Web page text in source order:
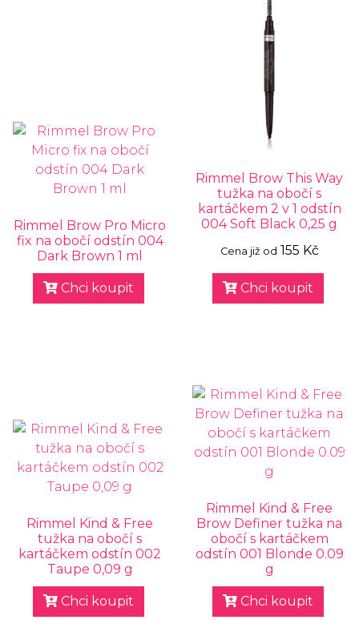
Rimmel Brow Pro Micro
fix na obočí odstín 004
Dark Brown 1 ml
Chci koupit
Rimmel Brow This Way
tužka na obočí s
kartáčkem 2 v 1 odstín
004 Soft Black 0,25 g
Cena již od 155 Kč
Chci koupit
Rimmel Kind & Free
tužka na obočí s
kartáčkem odstín 002
Taupe 0,09 g
Chci koupit
Rimmel Kind & Free
Brow Definer tužka na
obočí s kartáčkem
odstín 001 Blonde 0.09
g
Chci koupit